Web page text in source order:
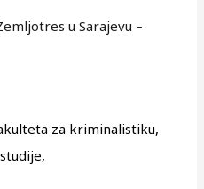
u Sarajevu –
za kriminalistiku,